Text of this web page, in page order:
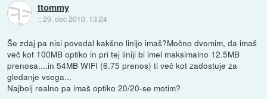
ttommy
::29. dec 2010, 13:24
Še zdaj pa nisi povedal kakšno linijo imaš?Močno dvomim, da imaš
več kot 100MB optiko in pri tej liniji bi imel maksimalno 12.5MB
prenosa....in 54MB WIFI (6.75 prenos) ti več kot zadostuje za
gledanje vsega...
Najbolj realno pa imaš optiko 20/20-se motim?